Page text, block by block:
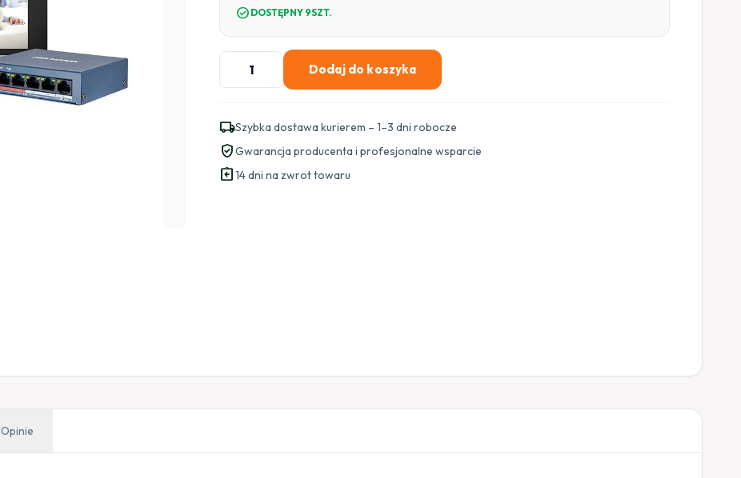
check_circle DOSTĘPNY 9SZT.
ilość
ZESTAW
DS-
KIS602(B)
HIKVISION
Dodaj do koszyka
local_shippingSzybka dostawa kurierem – 1–3 dni robocze
verified_userGwarancja producenta i profesjonalne wsparcie
assignment_return14 dni na zwrot towaru
Opinie